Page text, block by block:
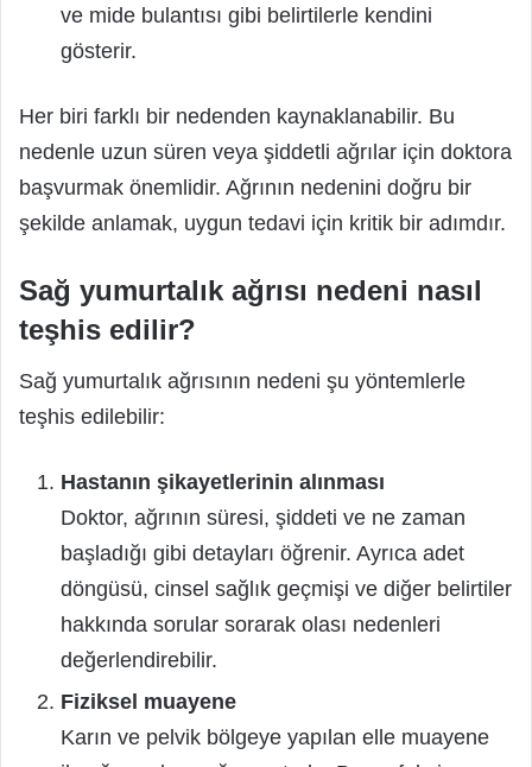
ve mide bulantısı gibi belirtilerle kendini
gösterir.
Her biri farklı bir nedenden kaynaklanabilir. Bu
nedenle uzun süren veya şiddetli ağrılar için doktora
başvurmak önemlidir. Ağrının nedenini doğru bir
şekilde anlamak, uygun tedavi için kritik bir adımdır.
Sağ yumurtalık ağrısı nedeni nasıl
teşhis edilir?
Sağ yumurtalık ağrısının nedeni şu yöntemlerle
teşhis edilebilir:
Hastanın şikayetlerinin alınması
Doktor, ağrının süresi, şiddeti ve ne zaman
başladığı gibi detayları öğrenir. Ayrıca adet
döngüsü, cinsel sağlık geçmişi ve diğer belirtiler
hakkında sorular sorarak olası nedenleri
değerlendirebilir.
Fiziksel muayene
Karın ve pelvik bölgeye yapılan elle muayene